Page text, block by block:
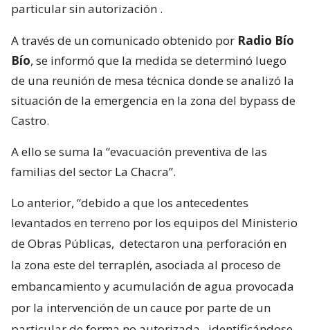
particular sin autorización .
A través de un comunicado obtenido por Radio Bío
Bío, se informó que la medida se determinó luego
de una reunión de mesa técnica donde se analizó la
situación de la emergencia en la zona del bypass de
Castro.
A ello se suma la “evacuación preventiva de las
familias del sector La Chacra”.
Lo anterior, “debido a que los antecedentes
levantados en terreno por los equipos del Ministerio
de Obras Públicas, detectaron una perforación en
la zona este del terraplén, asociada al proceso de
embancamiento y acumulación de agua provocada
por la intervención de un cauce por parte de un